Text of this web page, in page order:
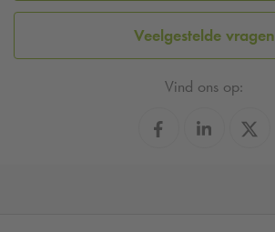
Veelgestelde vragen
Vind ons op: